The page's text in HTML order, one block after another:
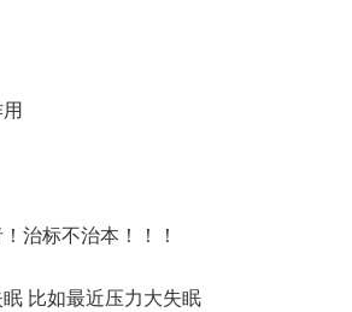
治标不治本！！！
比如最近压力大失眠